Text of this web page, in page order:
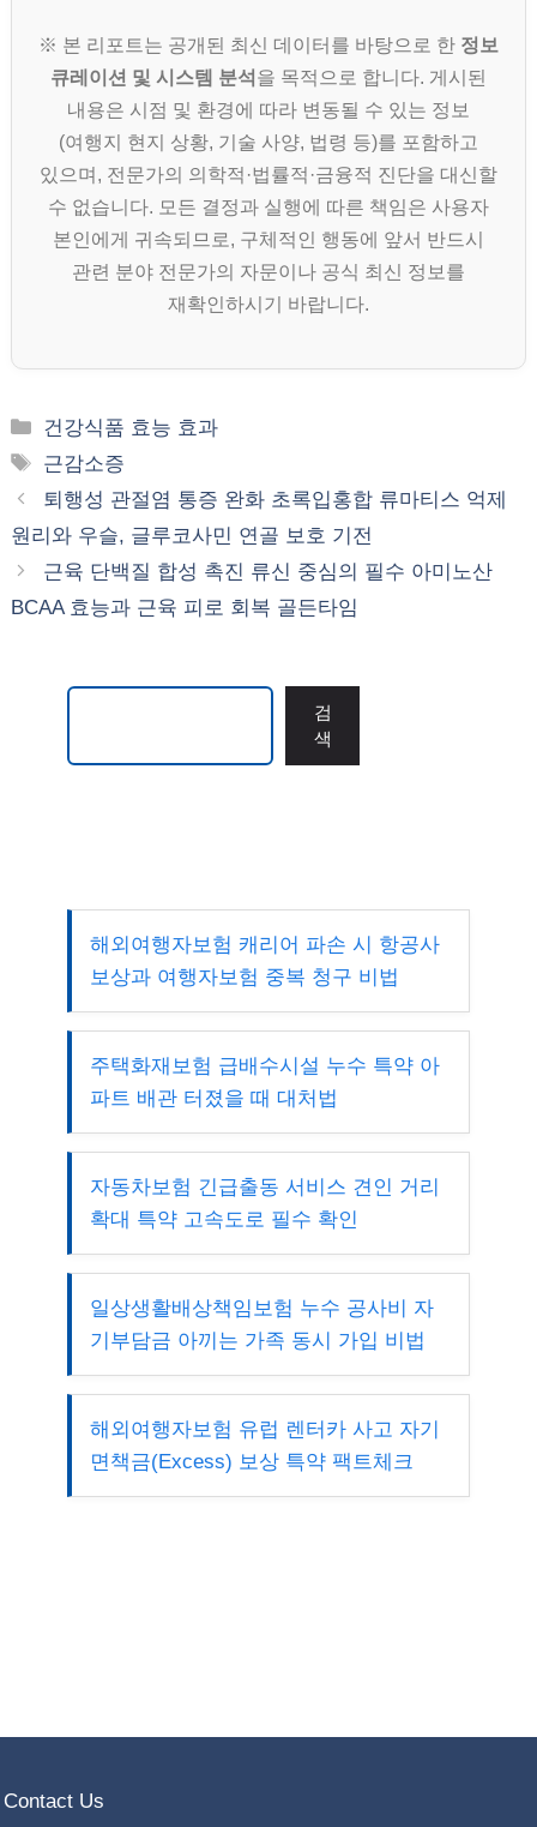
※ 본 리포트는 공개된 최신 데이터를 바탕으로 한 정보
큐레이션 및 시스템 분석 을 목적으로 합니다. 게시된
내용은 시점 및 환경에 따라 변동될 수 있는 정보
(여행지 현지 상황, 기술 사양, 법령 등)를 포함하고
있으며, 전문가의 의학적·법률적·금융적 진단을 대신할
수 없습니다. 모든 결정과 실행에 따른 책임은 사용자
본인에게 귀속되므로, 구체적인 행동에 앞서 반드시
관련 분야 전문가의 자문이나 공식 최신 정보를
재확인하시기 바랍니다.
카
테
리
건강식품 효능 효과
태
그
근감소증
퇴행성 관절염 통증 완화 초록입홍합 류마티스 억제
원리와 우슬, 글루코사민 연골 보호 기전
근육 단백질 합성 촉진 류신 중심의 필수 아미노산
BCAA 효능과 근육 피로 회복 골든타임
검
색
해외여행자보험 캐리어 파손 시 항공사
보상과 여행자보험 중복 청구 비법
주택화재보험 급배수시설 누수 특약 아
파트 배관 터졌을 때 대처법
자동차보험 긴급출동 서비스 견인 거리
확대 특약 고속도로 필수 확인
일상생활배상책임보험 누수 공사비 자
기부담금 아끼는 가족 동시 가입 비법
해외여행자보험 유럽 렌터카 사고 자기
면책금(Excess) 보상 특약 팩트체크
Contact Us